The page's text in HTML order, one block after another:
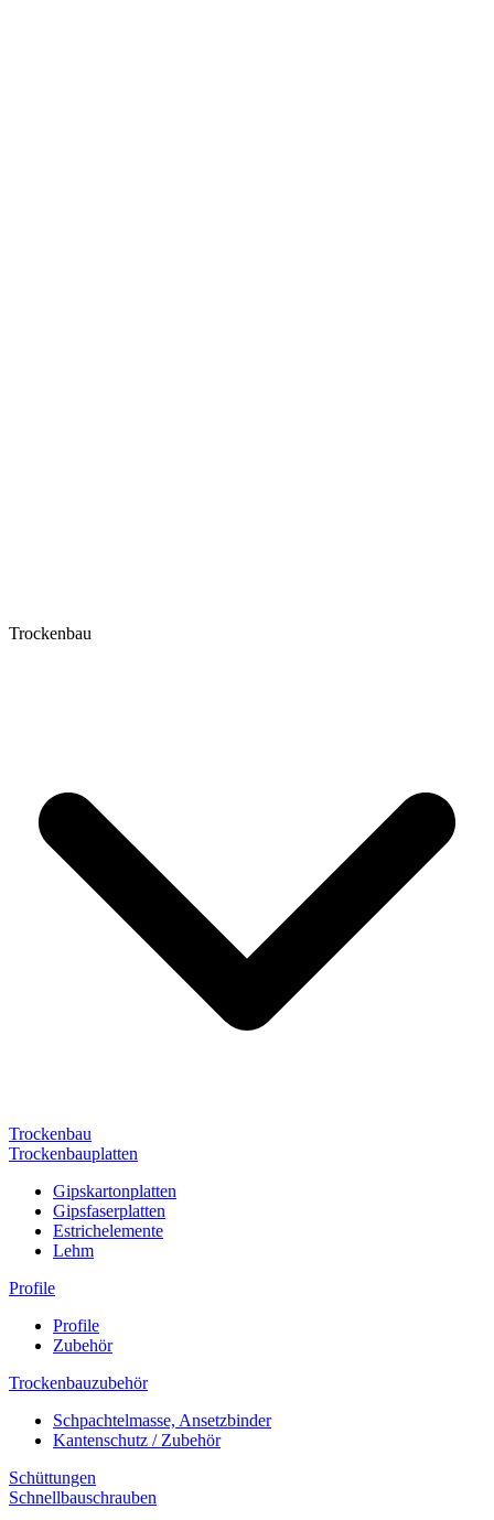
Trockenbau
Trockenbau
Trockenbauplatten
Gipskartonplatten
Gipsfaserplatten
Estrichelemente
Lehm
Profile
Profile
Zubehör
Trockenbauzubehör
Schpachtelmasse, Ansetzbinder
Kantenschutz / Zubehör
Schüttungen
Schnellbauschrauben